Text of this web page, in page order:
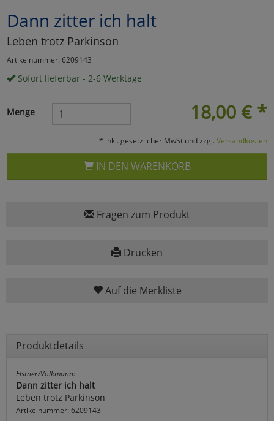
Dann zitter ich halt
Leben trotz Parkinson
Artikelnummer: 6209143
Sofort lieferbar - 2-6 Werktage
18,00 € *
Menge
* inkl. gesetzlicher MwSt und zzgl. Versandkosten
IN DEN WARENKORB
Fragen zum Produkt
Drucken
Auf die Merkliste
Produktdetails
Elstner/Volkmann:
Dann zitter ich halt
Leben trotz Parkinson
Artikelnummer: 6209143
Marketing
Umfragetools
Cookies
Alle Akzeptieren
Cookies
zurückzu Haupptseite